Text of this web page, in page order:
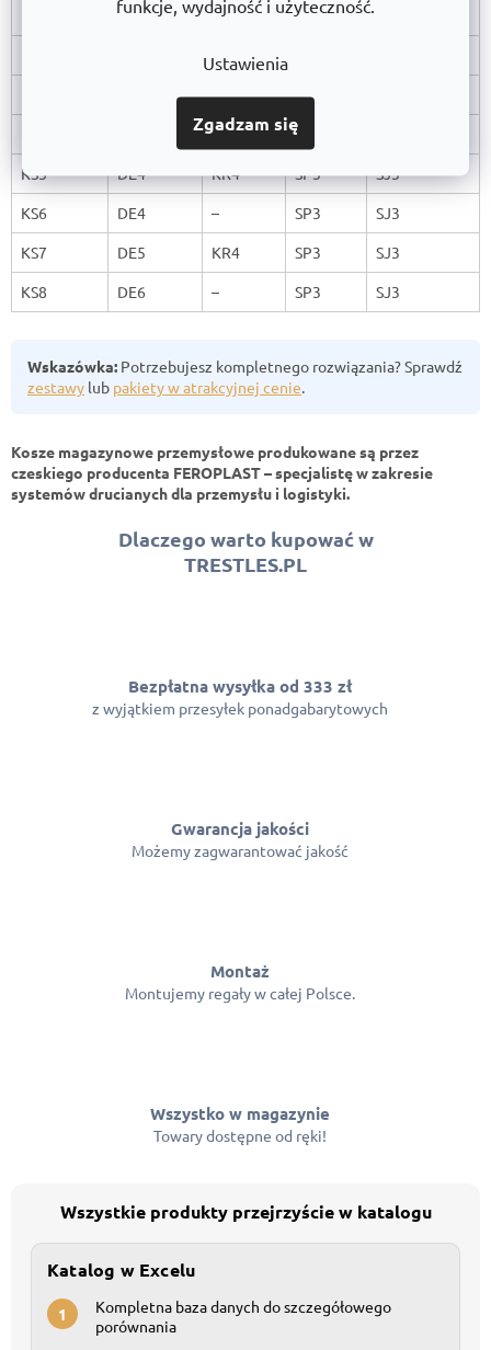
funkcje, wydajność i użyteczność.
Ustawienia
Zgadzam się
DE1 KR1 SP1
KR2
KR1 SP1
KR3 SP2
KS5
DE4 KR4 SP3
SJ3
KS6
DE4 – SP3
SJ3
KS7
DE5 KR4 SP3
SJ3
KS8
DE6 – SP3 SJ3
Wskazówka: Potrzebujesz kompletnego rozwiązania? Sprawdź
zestawy lub pakiety w atrakcyjnej cenie.
Kosze magazynowe przemysłowe produkowane są przez
czeskiego producenta FEROPLAST – specjalistę w zakresie
systemów drucianych dla przemysłu i logistyki.
Dlaczego warto kupować w
TRESTLES.PL
Bezpłatna wysyłka od 333 zł
z wyjątkiem przesyłek ponadgabarytowych
Gwarancja jakości
Możemy zagwarantować jakość
Montaż
Montujemy regały w całej Polsce.
Wszystko w magazynie
Towary dostępne od ręki!
Wszystkie produkty przejrzyście w katalogu
Katalog w Excelu
1
Kompletna baza danych do szczegółowego
porównania